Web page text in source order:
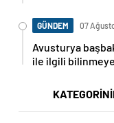
GÜNDEM 07
Avusturya
ile ilgili